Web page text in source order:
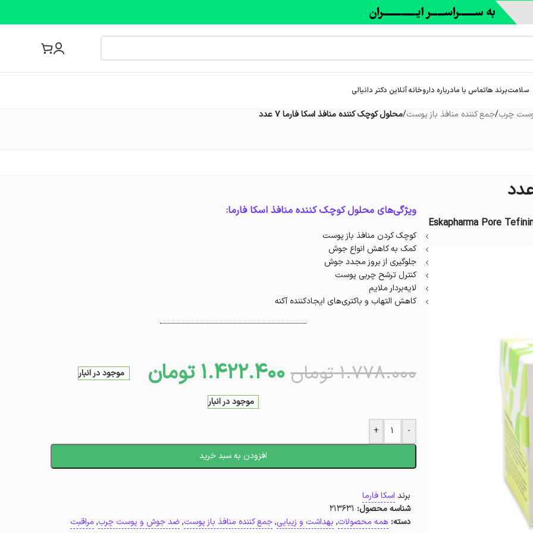
سلامتبرند هاتماس با مادرباره‌ داروخانه آنلاین دکتر دانیالی
چرب/جمع کننده منافذ باز پوست/محلول کوچک‌ کننده منافذ اسکا فارما 7 عدد
Eskapharma Pore
ویژگی‌های محلول کوچک‌ کننده منافذ اسکا فارما:
کوچک کردن منافذ باز پوست
کمک به کاهش انواع جوش‌
جلوگیری از بروز مجدد جوش
کنترل ترشح چربی پوست
لایه‌بردار ملایم
کاهش التهاب و باکتری‌های ایجادکننده آکنه
1.778.000تومان 1.422.400 تومان موجود در انبار
موجود در انبار
-
+
افزودن به سبد خرید
برند اسکا فارما
شناسه محصول: 213631
دسته: همه محصولات, بهداشت و زیبایی, جمع کننده منافذ باز پوست, ضد جوش و پوست چرب, مراقبت